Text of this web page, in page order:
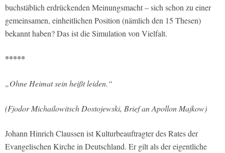
buchstäblich erdrückenden Meinungsmacht – sich schon zu einer
gemeinsamen, einheitlichen Position (nämlich den 15 Thesen)
bekannt haben? Das ist die Simulation von Vielfalt.
*****
„Ohne Heimat sein heißt leiden.“
(Fjodor Michailowitsch Dostojewski, Brief an Apollon Majkow)
Johann Hinrich Claussen ist Kulturbeauftragter des Rates der
Evangelischen Kirche in Deutschland. Er gilt als der eigentliche